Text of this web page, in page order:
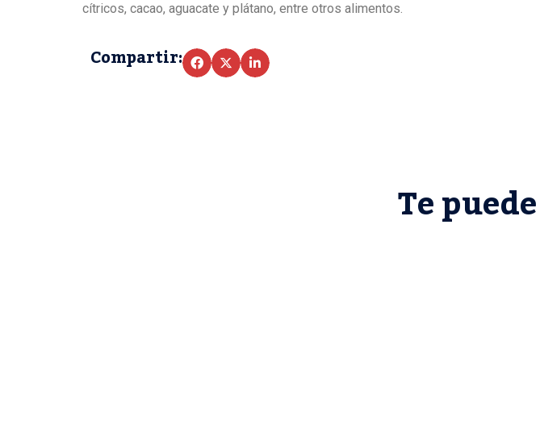
cítricos, cacao, aguacate y plátano, entre otros alimentos.
Compartir:
Te